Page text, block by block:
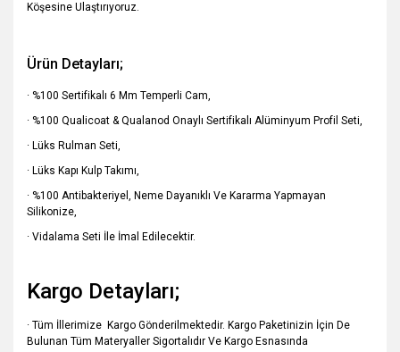
Köşesine Ulaştırıyoruz.
Ürün Detayları;
· %100 Sertifikalı 6 Mm Temperli Cam,
· %100 Qualicoat & Qualanod Onaylı Sertifikalı Alüminyum Profil Seti,
· Lüks Rulman Seti,
· Lüks Kapı Kulp Takımı,
· %100 Antibakteriyel, Neme Dayanıklı Ve Kararma Yapmayan
Silikonize,
· Vidalama Seti İle İmal Edilecektir.
Kargo Detayları;
· Tüm İllerimize Kargo Gönderilmektedir. Kargo Paketinizin İçin De
Bulunan Tüm Materyaller Sigortalıdır Ve Kargo Esnasında